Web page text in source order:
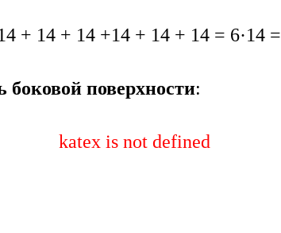
+ 14 + 14 +14 + 14 + 14 = 6·14 =
боковой поверхности:
katex is not defined